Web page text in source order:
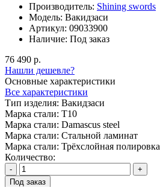
Производитель: Shining swords
Модель: Вакидзаси
Артикул: 09033900
Наличие: Под заказ
76 490 р.
Нашли дешевле?
Основные характеристики
Все характеристики
Тип изделия: Вакидзаси
Марка стали: T10
Марка стали: Damascus steel
Марка стали: Стальной ламинат
Марка стали: Трёхслойная полировка
Количество:
-
+
Под заказ